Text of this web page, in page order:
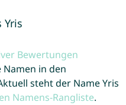
Bewertungen
Namen in den
steht der Name Yris
Namens-Rangliste.